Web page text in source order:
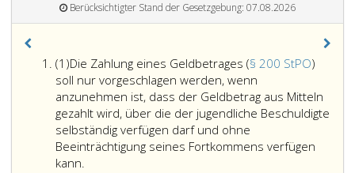
Berücksichtigter Stand der Gesetzgebung: 07.08.2026
(1)Absatz
eins
Die Zahlung eines Geldbetrages (§ 200 StPO)
soll nur vorgeschlagen werden, wenn
anzunehmen ist, dass der Geldbetrag aus Mitteln
gezahlt wird, über die der jugendliche Beschuldigte
selbständig verfügen darf und ohne
Beeinträchtigung seines Fortkommens verfügen
kann.